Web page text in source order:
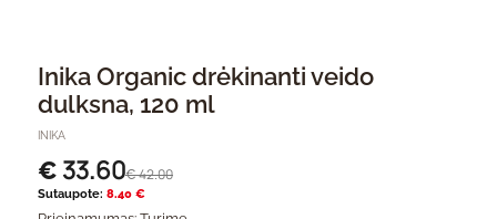
Inika Organic drėkinanti veido
dulksna, 120 ml
INIKA
€ 33.60€42.00
Sutaupote: 8.40 €